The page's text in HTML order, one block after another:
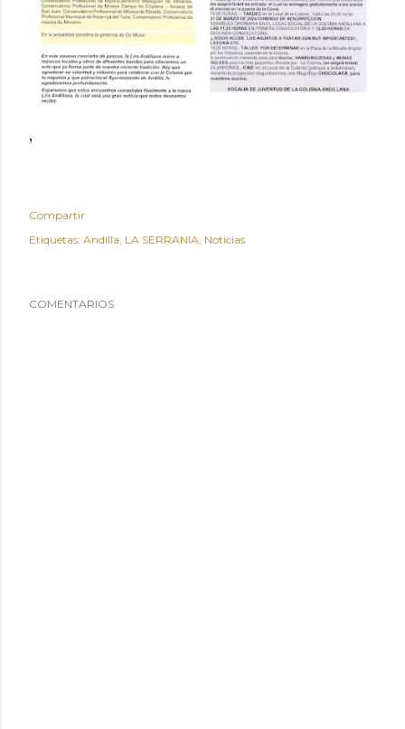
,
Compartir
Etiquetas: Andilla LA SERRANIA Noticias
COMENTARIOS